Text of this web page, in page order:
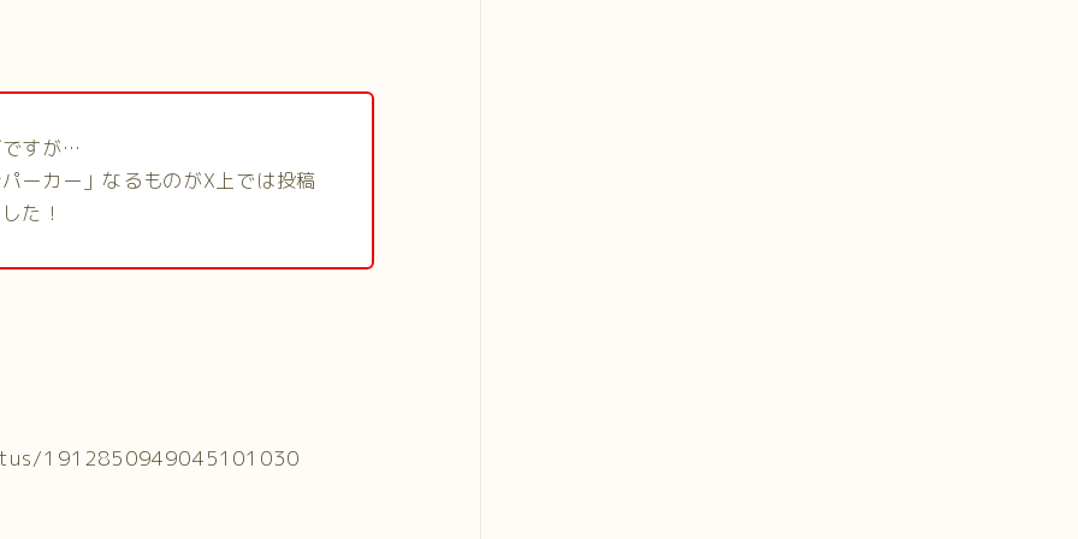
ですが…
ーカー」なるものがX上では投稿
た！
1912850949045101030